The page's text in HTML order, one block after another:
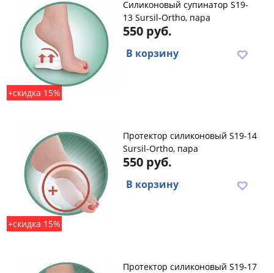
+скидка 15%
Силиконовый супинатор S19-
13 Sursil-Ortho, пара
550 руб.
В корзину
+скидка 15%
Протектор силиконовый S19-14
Sursil-Ortho, пара
550 руб.
В корзину
Протектор силиконовый S19-17